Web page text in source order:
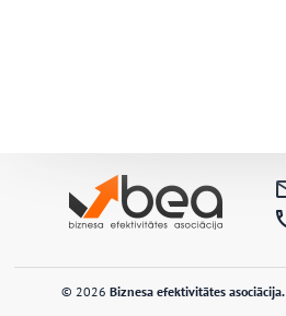
© 2026 Biznesa efektivitātes asociācija.